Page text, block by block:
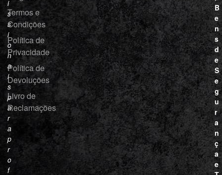
i
s
s
i
o
n
a
i
s
p
a
r
a
p
r
o
f
Termos e
Condições
Política de
Privacidade
Política de
Devoluções
Livro de
Reclamações
B
e
n
s
d
e
S
e
g
u
r
a
n
ç
a
e